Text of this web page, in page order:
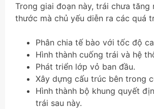
Trong giai đoạn này, trái chưa tăng
thước mà chủ yếu diễn ra các quá
Phân chia tế bào với tốc độ
Hình thành cuống trái và hệ
Phát triển lớp vỏ ban đầu.
Xây dựng cấu trúc bên trong
Hình thành bộ khung quyết
trái sau này.